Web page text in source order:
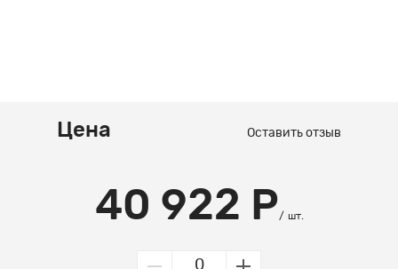
Цена Оставить отзыв
40 922 Р шт.